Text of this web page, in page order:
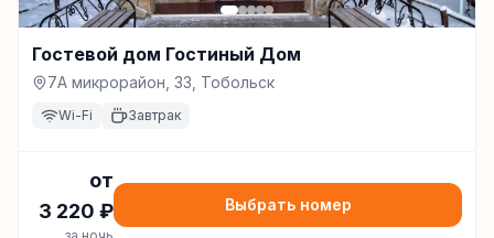
Гостевой дом Гостиный Дом
7А микрорайон, 33, Тобольск
Wi-Fi Завтрак
от
3 220 ₽ Выбрать номер